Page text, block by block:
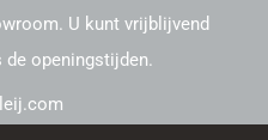
U kunt vrijblijvend
de openingstijden.